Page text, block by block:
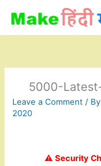
content
5000-
Leave a Comment / By
2020
⚠️ Security